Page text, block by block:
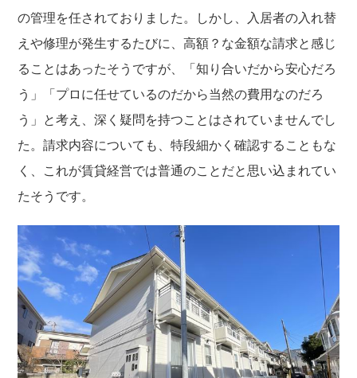
の管理を任されておりました。しかし、入居者の入れ替
えや修理が発生するたびに、高額？な金額な請求と感じ
ることはあったそうですが、「知り合いだから安心だろ
う」「プロに任せているのだから当然の費用なのだろ
う」と考え、深く疑問を持つことはされていませんでし
た。請求内容についても、特段細かく確認することもな
く、これが賃貸経営では普通のことだと思い込まれてい
たそうです。